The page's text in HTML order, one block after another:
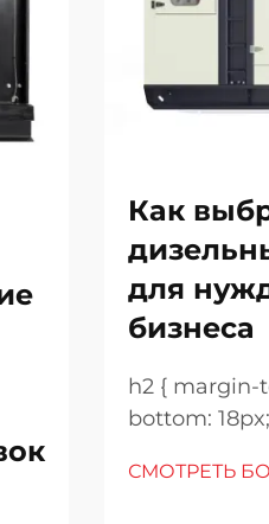
Как
для
бизнеса
h2 { margin-
bottom:
height:
СМОТРЕТЬ